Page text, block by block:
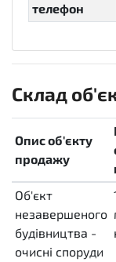
телефон
Склад
Опис об'єкту
продажу
Об'єкт
незавершеного
будівництва -
очисні споруди